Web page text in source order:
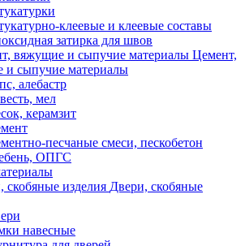
клеевые и клеевые составы
затирка для швов
Цемент,
и сыпучие материалы
алебастр
мел
керамзит
песчаные смеси, пескобетон
ОПГС
Двери, скобяные
навесные